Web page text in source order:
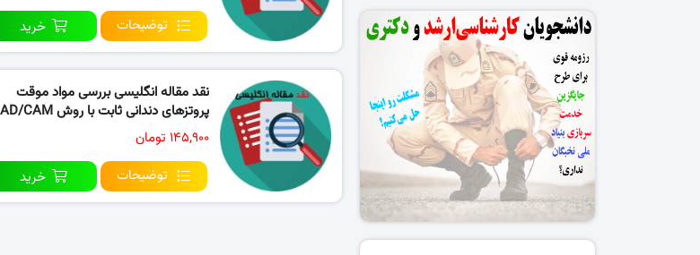
توضیحات
خرید
نقد مقاله انگلیسی بررسی مواد موقت
پروتزهای دندانی ثابت با روش CAD/CAM
۱۴۵,۹۰۰ تومان
توضیحات
خرید